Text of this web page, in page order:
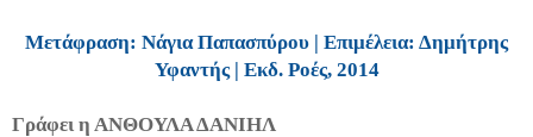
Μετάφραση: Νάγια Παπασπύρου | Επιμέλεια: Δημήτρης
Υφαντής | Εκδ. Ροές, 2014
Γράφει η ΑΝΘΟΥΛΑ ΔΑΝΙΗΛ